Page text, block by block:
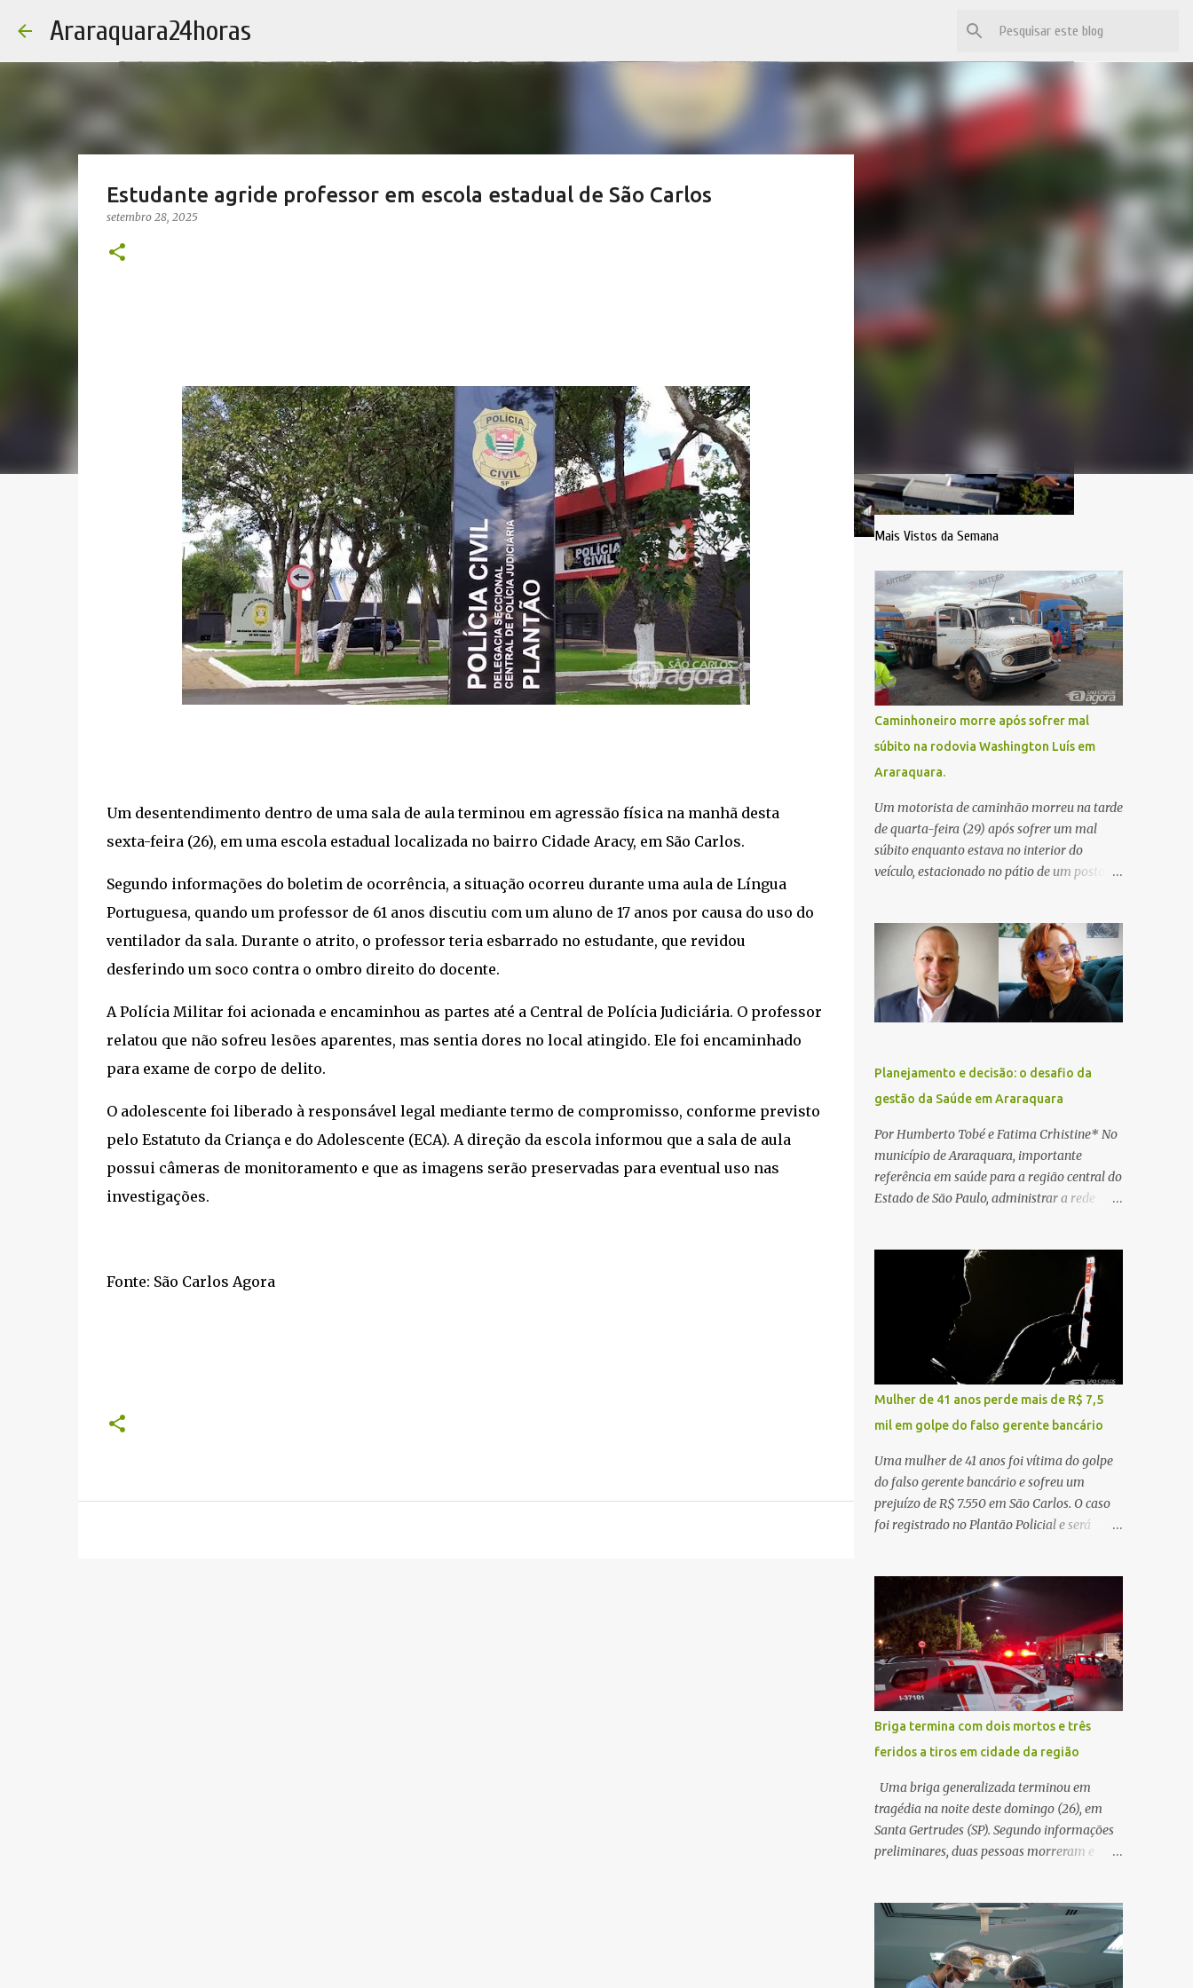
Araraquara24horas
Estudante agride professor em escola estadual de São Carlos
setembro 28, 2025
Um desentendimento dentro de uma sala de aula terminou em agressão física na manhã desta
sexta-feira (26), em uma escola estadual localizada no bairro Cidade Aracy, em São Carlos.
Segundo informações do boletim de ocorrência, a situação ocorreu durante uma aula de Língua
Portuguesa, quando um professor de 61 anos discutiu com um aluno de 17 anos por causa do uso do
ventilador da sala. Durante o atrito, o professor teria esbarrado no estudante, que revidou
desferindo um soco contra o ombro direito do docente.
A Polícia Militar foi acionada e encaminhou as partes até a Central de Polícia Judiciária. O professor
relatou que não sofreu lesões aparentes, mas sentia dores no local atingido. Ele foi encaminhado
para exame de corpo de delito.
O adolescente foi liberado à responsável legal mediante termo de compromisso, conforme previsto
pelo Estatuto da Criança e do Adolescente (ECA). A direção da escola informou que a sala de aula
possui câmeras de monitoramento e que as imagens serão preservadas para eventual uso nas
investigações.
Fonte: São Carlos Agora
Mais Vistos da Semana
Caminhoneiro morre após sofrer mal
súbito na rodovia Washington Luís em
Araraquara.
Um motorista de caminhão morreu na tarde
de quarta-feira (29) após sofrer um mal
súbito enquanto estava no interior do
veículo, estacionado no pátio de um posto de
Araraquara. De acordo com informações da
Artesp, a concessionária foi acionada por
meio do telefone 0800 após relatos de que
havia um condutor inconsciente dentro de
um caminhão. Equipes de resgate foram
encontraram a vítima em parada
cardiorrespiratória. Os socorristas iniciaram
imediatamente as manobras de reanimação
cardiopulmonar (RCP), porém, apesar de
todos os esforços, o motorista não
respondeu aos procedimentos. Às 17h03,
médicos da Unidade de Suporte Avançado
Planejamento e decisão: o desafio da
gestão da Saúde em Araraquara
Por Humberto Tobé e Fatima Crhistine* No
município de Araraquara, importante
referência em saúde para a região central do
Estado de São Paulo, administrar a rede
A cidade concentra hospitais, unidades
especializadas e serviços de média e alta
complexidade que atendem pacientes não
apenas do município, mas também de
diversas cidades do entorno, ampliando
significativamente a responsabilidade da
gestão sobre o Sistema Único de Saúde
(SUS). Nos últimos anos, o Governo Federal
tem ampliado investimentos destinados ao
fortalecimento da atenção básica, da
infraestrutura hospitalar e da
regionalização dos serviços de saúde.
Entretanto, em um cenário de demandas
pública não é apenas investir mais, mas
decidir melhor onde investir para produzir o
maior benefício possível à população. Essa
reflexão encontra respaldo tanto na teoria
da admini...
Mulher de 41 anos perde mais de R$ 7,5
mil em golpe do falso gerente bancário
Uma mulher de 41 anos foi vítima do golpe
do falso gerente bancário e sofreu um
prejuízo de R$ 7.550 em São Carlos. O caso
foi registrado no Plantão Policial e será
ocorrência, a vítima recebeu contato pelo
WhatsApp de um homem que afirmava ser
o novo gerente da conta bancária da
empresa. O suspeito alegou que seria
necessário atualizar o cadastro da conta e
passou a orientar a vítima sobre os
procedimentos que deveriam ser realizados.
Dias depois, o golpista enviou um
documento em PDF simulando uma
comunicação oficial da instituição
financeira. Na sequência, entrou em contato
por telefone e encaminhou um link,
orientando a vítima a acessá-lo pelo
procedimento, a conta bancária ficou
bloqueada por algumas horas. Sem
conseguir acessar o sistema, a vítima tentou
novamente contato com o suposto gerente,
Briga termina com dois mortos e três
feridos a tiros em cidade da região
Uma briga generalizada terminou em
tragédia na noite deste domingo (26), em
Santa Gertrudes (SP). Segundo informações
preliminares, duas pessoas morreram e
adega. O caso aconteceu por volta das
20h40, na região da Avenida João Vitte. De
acordo com as primeiras informações, a
confusão teria começado dentro do